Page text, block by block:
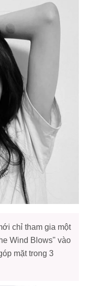
chỉ tham gia một
Wind Blows" vào
mặt trong 3